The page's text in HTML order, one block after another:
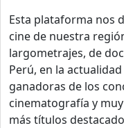
Esta plataforma nos
cine de nuestra
largometrajes, de
Perú, en la
ganadoras de los
cinematografía y
más títulos